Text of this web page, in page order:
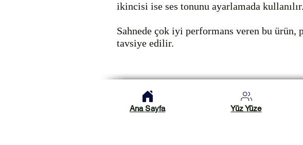
ikincisi ise ses tonunu ayarlamada kullanılır.
Sahnede çok iyi performans veren bu ürün,
Ana Sayfa Yüz Yüze